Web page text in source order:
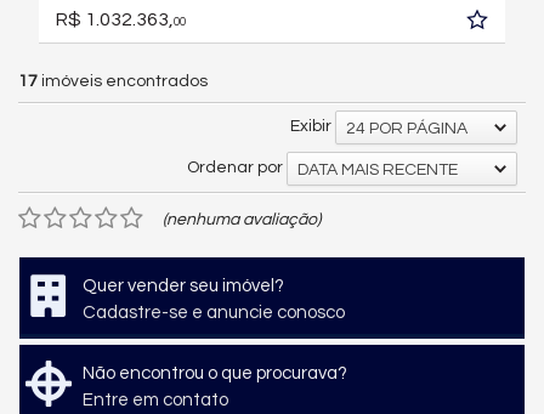
R$ 1.032.363,00
17 imóveis encontrados
Exibir 24 POR PÁGINA
Ordenar por DATA MAIS RECENTE
(nenhuma avaliação)
Quer vender seu imóvel?
Cadastre-se e anuncie conosco
Não encontrou o que procurava?
Entre em contato